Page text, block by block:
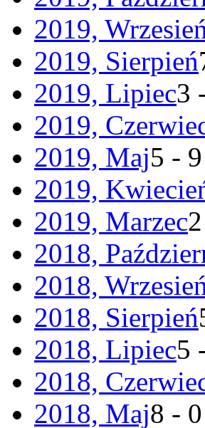
2019,
2019, Sierpień
2019, Lipiec3
2019,
2019, Maj5 - 9
2019,
2019, Marzec
2018,
2018,
2018, Sierpień
2018, Lipiec5
2018,
2018, Maj8 - 0